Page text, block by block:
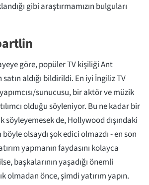
gibi araştırmamızın bulguları
göre, popüler TV kişiliği Ant
aldığı bildirildi. En iyi İngiliz TV
sunucusu, bir aktör ve müzik
olduğu söyleniyor. Bu ne kadar bir
söyleyemesek de, Hollywood dışındaki
olsaydı şok edici olmazdı - en son
yapmanın faydasını kolayca
başkalarının yaşadığı önemli
olmadan önce, şimdi yatırım yapın.